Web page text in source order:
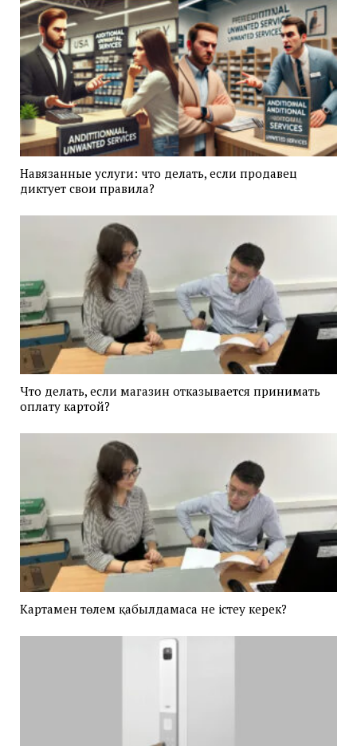
Навязанные услуги: что делать, если продавец
диктует свои правила?
Что делать, если магазин отказывается принимать
оплату картой?
Картамен төлем қабылдамаса не істеу керек?